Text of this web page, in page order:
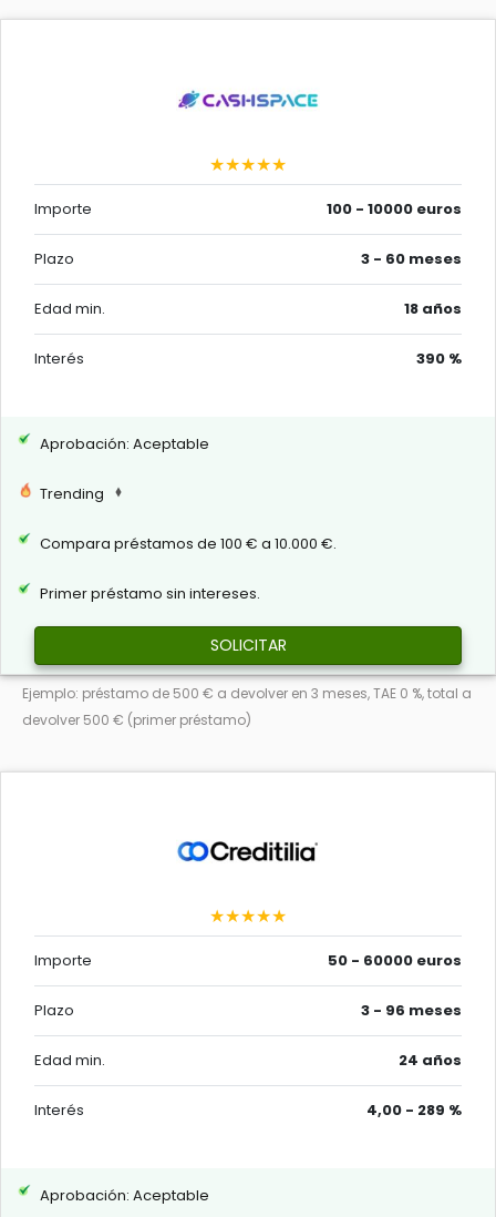
★★★★★
Importe 100 - 10000 euros
Plazo 3 - 60 meses
Edad min. 18 años
Interés 390 %
Aprobación: Aceptable
Trending
Compara préstamos de 100 € a 10.000 €.
Primer préstamo sin intereses.
SOLICITAR
Ejemplo: préstamo de 500 € a devolver en 3 meses, TAE 0 %, total a
devolver 500 € (primer préstamo)
★★★★★
Importe 50 - 60000 euros
Plazo 3 - 96 meses
Edad min. 24 años
Interés 4,00 - 289 %
Aprobación: Aceptable